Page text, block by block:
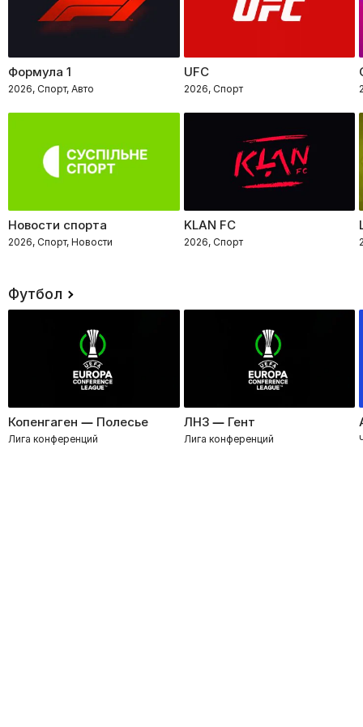
Формула 1
2026, Спорт, Авто
UFC
2026, Спорт
Новости спорта
2026, Спорт, Новости
KLAN FC
2026, Спорт
Футбол
Копенгаген — Полесье
Лига конференций
ЛНЗ — Гент
Лига конференций